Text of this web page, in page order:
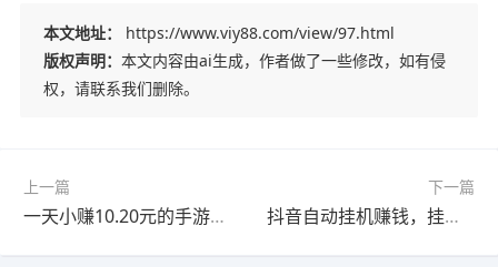
本文地址：
https://www.viy88.com/view/97.html
版权声明： 本文内容由ai生成，作者做了一些修改，如有侵
权，请联系我们删除。
上一篇
一天小赚10.20元的手游有吗？玩这两款游戏每天能赚10-20元
下一篇
抖音自动挂机赚钱，挂机点赞评论轻松日赚几十元